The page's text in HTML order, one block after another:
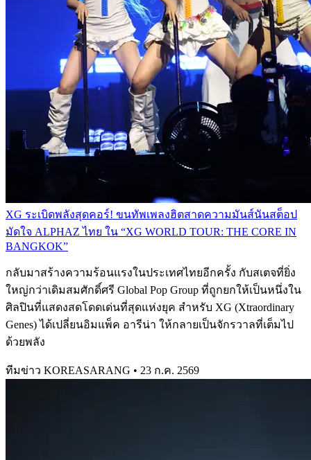
XG ระเบิดพลังสุดคอร์! ขนทัพเพลงฮิตสาดความมันส์นันสต็อป
มัดใจ ALPHAZ ไทย ใน “XG WORLD TOUR: THE CORE IN
BANGKOK”
กลับมาสร้างความร้อนแรงในประเทศไทยอีกครั้ง กับสเตจที่ยิ่ง
ใหญ่กว่าเดิมสมศักดิ์ศรี Global Pop Group ที่ถูกยกให้เป็นหนึ่งใน
ศิลปินที่แสดงสดโดดเด่นที่สุดแห่งยุค สำหรับ XG (Xtraordinary
Genes) ได้เปลี่ยนอิมแพ็ค อารีน่า ให้กลายเป็นจักรวาลที่เต็มไป
ด้วยพลัง
ทีมข่าว KOREASARANG • 23 ก.ค. 2569